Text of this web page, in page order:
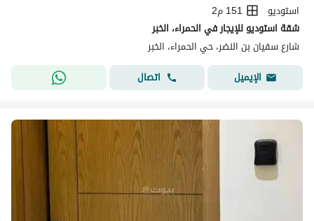
استوديو
151 م2
شقة استوديو للإيجار في الحمراء، الخبر
شارع سفيان بن النضر، حي الحمراء، الخبر
الإيميل
اتصال